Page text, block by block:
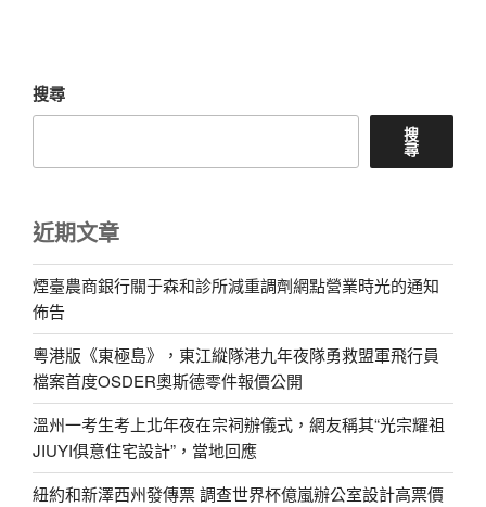
搜尋
搜
尋
近期文章
煙臺農商銀行關于森和診所減重調劑網點營業時光的通知
佈告
粵港版《東極島》，東江縱隊港九年夜隊勇救盟軍飛行員
檔案首度OSDER奧斯德零件報價公開
溫州一考生考上北年夜在宗祠辦儀式，網友稱其“光宗耀祖
JIUYI俱意住宅設計”，當地回應
紐約和新澤西州發傳票 調查世界杯億嵐辦公室設計高票價